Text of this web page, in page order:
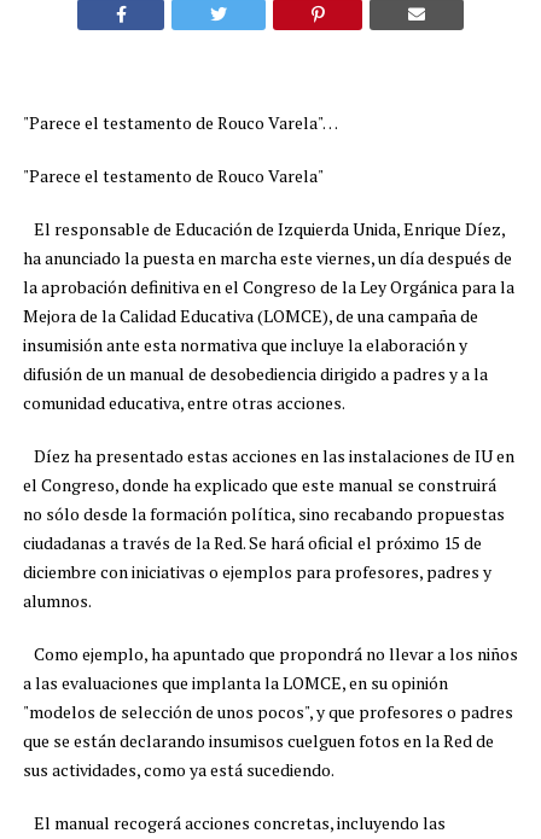
"Parece el testamento de Rouco Varela"…
"Parece el testamento de Rouco Varela"
El responsable de Educación de Izquierda Unida, Enrique Díez,
ha anunciado la puesta en marcha este viernes, un día después de
la aprobación definitiva en el Congreso de la Ley Orgánica para la
Mejora de la Calidad Educativa (LOMCE), de una campaña de
insumisión ante esta normativa que incluye la elaboración y
difusión de un manual de desobediencia dirigido a padres y a la
comunidad educativa, entre otras acciones.
Díez ha presentado estas acciones en las instalaciones de IU en
el Congreso, donde ha explicado que este manual se construirá
no sólo desde la formación política, sino recabando propuestas
ciudadanas a través de la Red. Se hará oficial el próximo 15 de
diciembre con iniciativas o ejemplos para profesores, padres y
alumnos.
Como ejemplo, ha apuntado que propondrá no llevar a los niños
a las evaluaciones que implanta la LOMCE, en su opinión
"modelos de selección de unos pocos", y que profesores o padres
que se están declarando insumisos cuelguen fotos en la Red de
sus actividades, como ya está sucediendo.
El manual recogerá acciones concretas, incluyendo las